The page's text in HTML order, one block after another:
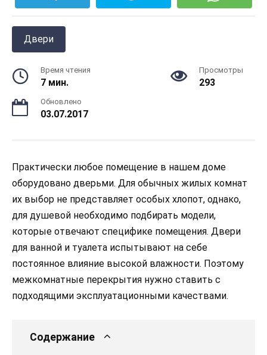
Двери
Время чтения
7 мин.
Просмотры
293
Обновлено
03.07.2017
Практически любое помещение в нашем доме
оборудовано дверьми. Для обычных жилых комнат
их выбор не представляет особых хлопот, однако,
для душевой необходимо подбирать модели,
которые отвечают специфике помещения. Двери
для ванной и туалета испытывают на себе
постоянное влияние высокой влажности. Поэтому
межкомнатные перекрытия нужно ставить с
подходящими эксплуатационными качествами.
Содержание